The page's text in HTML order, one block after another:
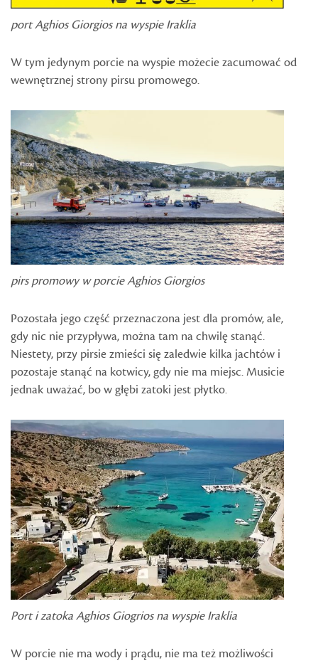
port Aghios Giorgios na wyspie Iraklia
W tym jedynym porcie na wyspie możecie zacumować od
wewnętrznej strony pirsu promowego.
pirs promowy w porcie Aghios Giorgios
Pozostała jego część przeznaczona jest dla promów, ale,
gdy nic nie przypływa, można tam na chwilę stanąć.
Niestety, przy pirsie zmieści się zaledwie kilka jachtów i
pozostaje stanąć na kotwicy, gdy nie ma miejsc. Musicie
jednak uważać, bo w głębi zatoki jest płytko.
Port i zatoka Aghios Giogrios na wyspie Iraklia
W porcie nie ma wody i prądu, nie ma też możliwości